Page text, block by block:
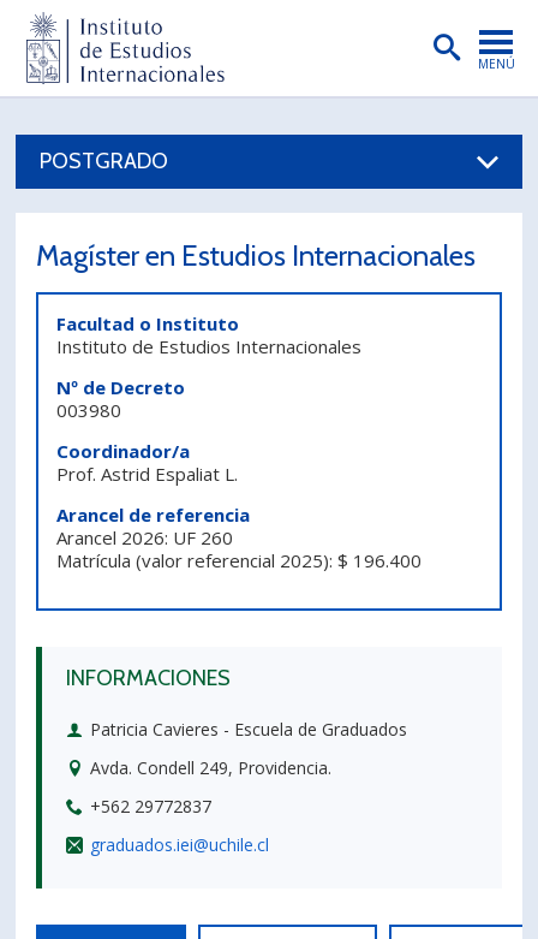
MENÚ
POSTGRADO
INVESTIGACIÓN
BIBLIOTECA
ENGLISH
PORTUGUÊS
Postulantes Académicos
POSTGRADO
Magíster en Estudios Internacionales
INFORMACIONES
Patricia Cavieres - Escuela de Graduados
Avda. Condell 249, Providencia.
+562 29772837
graduados.iei@uchile.cl
Facultad o Instituto
Instituto de Estudios Internacionales
Nº de Decreto
003980
Coordinador/a
Prof. Astrid Espaliat L.
Arancel de referencia
Arancel 2026: UF 260
Matrícula (valor referencial 2025): $ 196.400